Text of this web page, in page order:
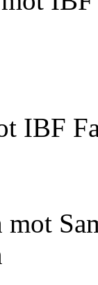
IBF
mot